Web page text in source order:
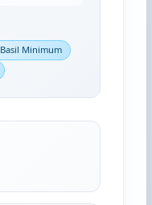
Basil Minimum